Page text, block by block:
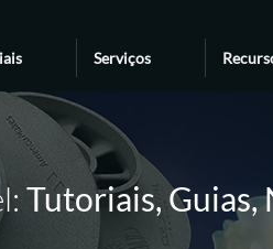
Serviços
Tutoriais, Guias,